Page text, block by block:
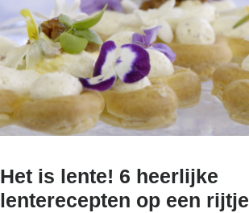
Het is lente! 6 heerlijke
lenterecepten op een rijtje